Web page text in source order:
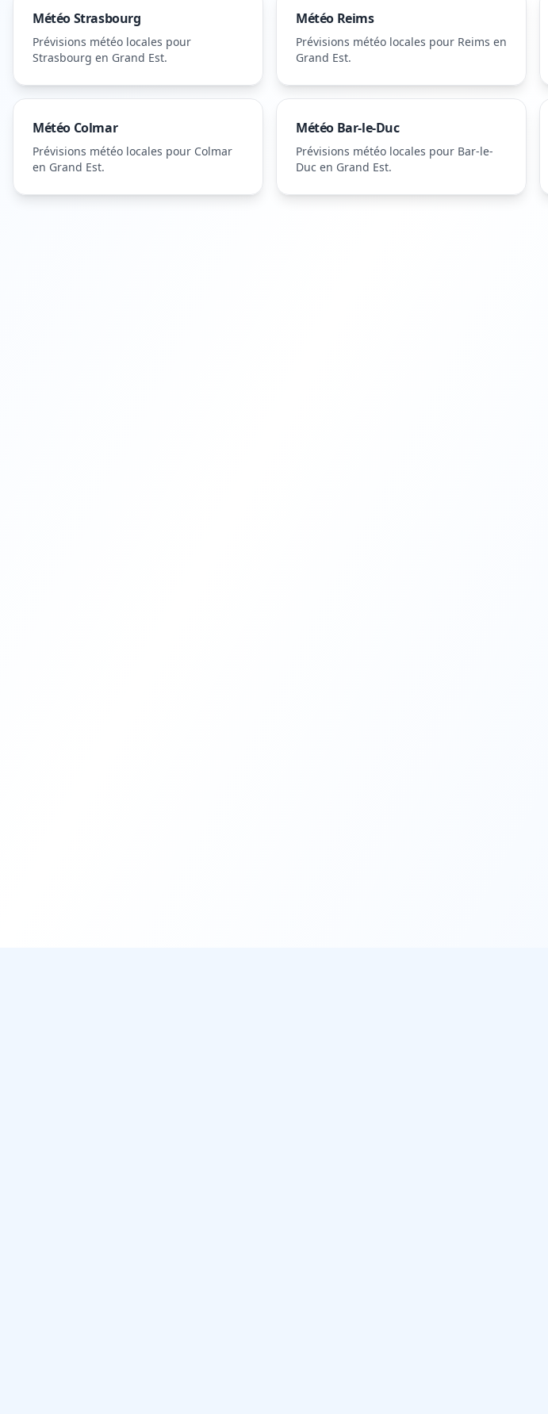
MétéoStrasbourg
Prévisions météo locales pour
Strasbourg en Grand Est.
Météo Reims
Prévisions météo locales pour Reims en
Grand Est.
Météo Colmar
Prévisions météo locales pour Colmar
en Grand Est.
Météo Bar-le-Duc
Prévisions météo locales pour Bar-le-
Duc en Grand Est.